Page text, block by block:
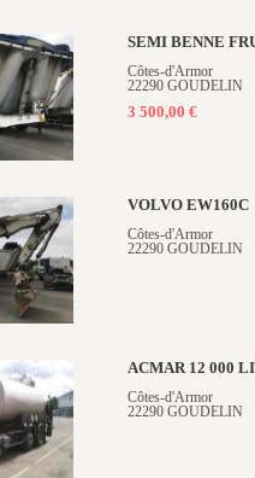
SEMI BENNE
Côtes-d'Armor
22290 GOUDELIN
3 500,00 €
VOLVO EW160C
Côtes-d'Armor
22290 GOUDELIN
ACMAR 12 000
Côtes-d'Armor
22290 GOUDELIN